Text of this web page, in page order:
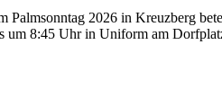
2026 in Kreuzberg
um 8:45 Uhr in Uniform am